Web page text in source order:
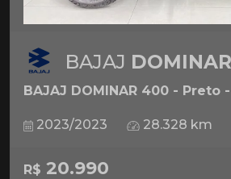
BAJAJ DOMINAR
BAJAJ DOMINAR 400 - Preto
2023/2023 28.328 km
R$ 20.990